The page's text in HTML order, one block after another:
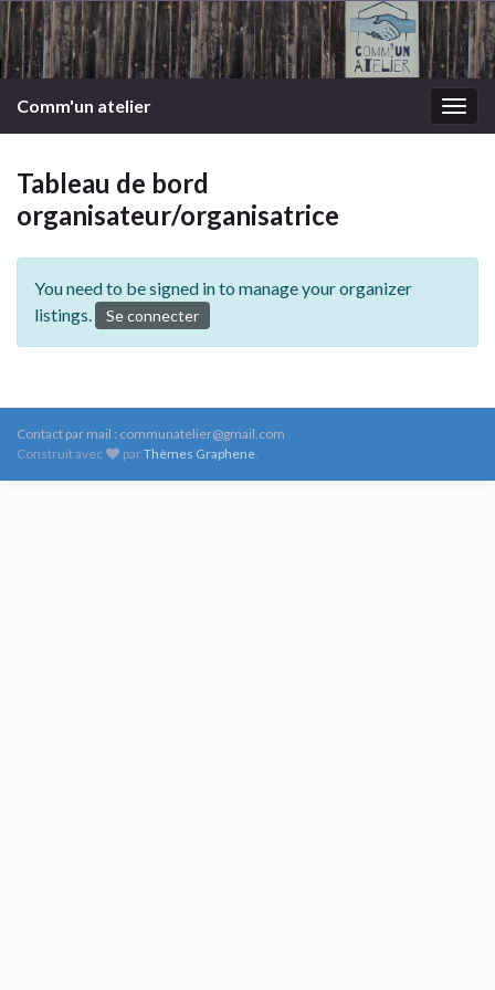
Comm'un atelier
Tableau de bord
organisateur/organisatrice
You need to be signed in to manage your organizer
listings.
Se connecter
Contact par mail : communatelier@gmail.com
Construit avec
parThèmes Graphene.